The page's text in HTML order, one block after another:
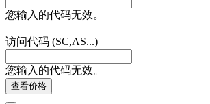
您输入的代码无效。
访问代码 (SC,AS...)
您输入的代码无效。
查看价格